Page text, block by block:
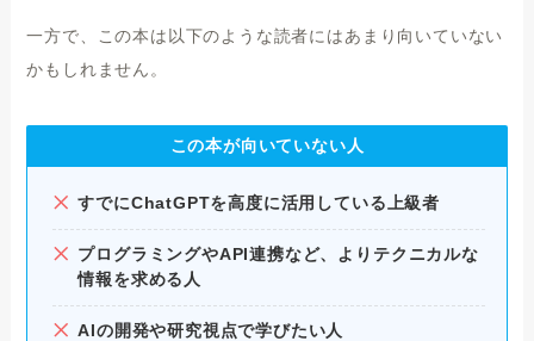
一方で、この本は以下のような読者にはあまり向いていない
かもしれません。
この本が向いていない人
すでにChatGPTを高度に活用している上級者
プログラミングやAPI連携など、よりテクニカルな
情報を求める人
AIの開発や研究視点で学びたい人